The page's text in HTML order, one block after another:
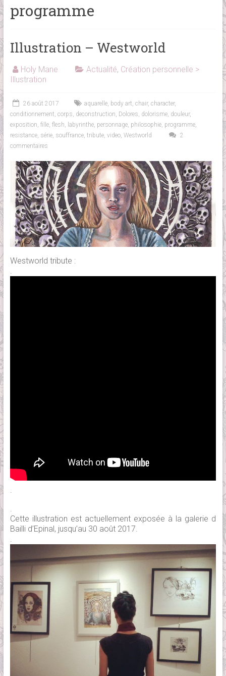
programme
Illustration – Westworld
Holy Mane Actualité, Création personnelle >
Illustration
26 août 2017 aquarelle, body art, chair, character,
conditionnement, corps, deconstruction, Dolores, dolorisme, douleur,
exposition, fille, flesh, labyrinthe, personnage, philosophie, programme,
resistance, série, souffrance, tribute, video, Westworld
2
commentaires
Westworld tribute :
.
.
.
Cette illustration est actuellement exposée à la galerie d
Bailli d’Epinal, jusqu’au 30 août 2017.
.